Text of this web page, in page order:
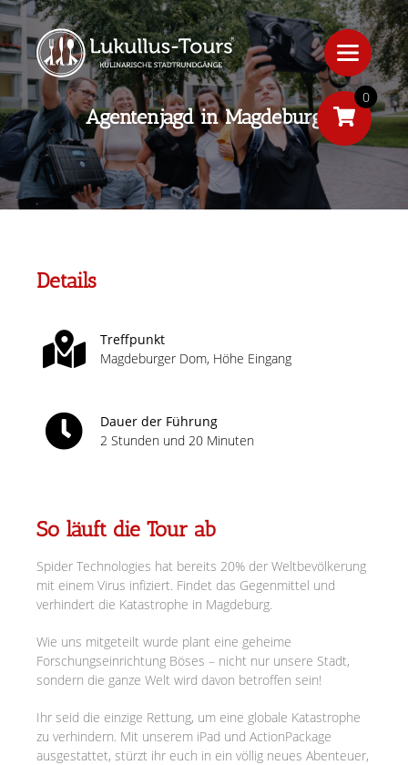
Agentenjagd in Magdeburg
Details
Treffpunkt
Magdeburger Dom, Höhe Eingang
Dauer der Führung
2 Stunden und 20 Minuten
So läuft die Tour ab
Spider Technologies hat bereits 20% der Weltbevölkerung
mit einem Virus infiziert. Findet das Gegenmittel und
verhindert die Katastrophe in Magdeburg.
Wie uns mitgeteilt wurde plant eine geheime
Forschungseinrichtung Böses – nicht nur unsere Stadt,
sondern die ganze Welt wird davon betroffen sein!
Ihr seid die einzige Rettung, um eine globale Katastrophe
zu verhindern. Mit unserem iPad und ActionPackage
ausgestattet, stürzt ihr euch in ein völlig neues Abenteuer,
0